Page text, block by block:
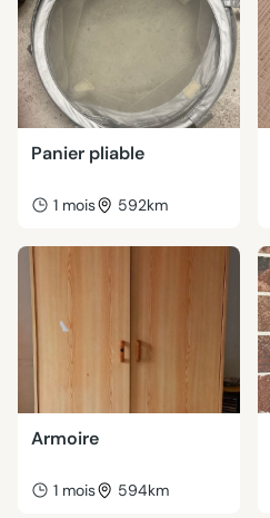
Panier pliable
1 mois 592km
Armoire
1 mois 594km